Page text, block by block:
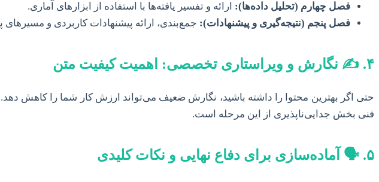
فصل چهارم (تحلیل داده‌ها): ارائه و تفسیر یافته‌ها با استفاده از ابزارهای آماری.
فصل پنجم (نتیجه‌گیری و پیشنهادات): جمع‌بندی، ارائه پیشنهادات کاربردی و
۴. ✍️ نگارش و ویراستاری تخصصی: اهمیت کیفیت متن
حتی اگر بهترین محتوا را داشته باشید، نگارش ضعیف می‌تواند ارزش کار شما را کاهش
فنی بخش جدایی‌ناپذیری از این مرحله است.
۵. 🗣️ آماده‌سازی برای دفاع نهایی و نکات کلیدی